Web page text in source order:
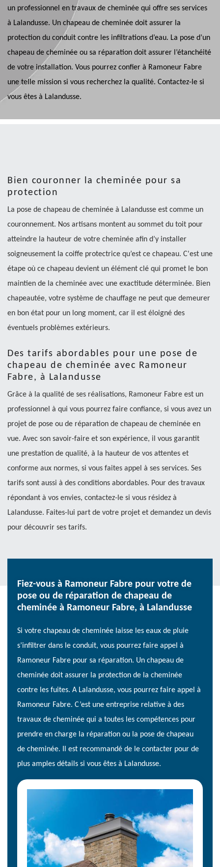
un professionnel en travaux de cheminée qui offre ses services
à Lalandusse. Un chapeau de cheminée doit assurer la
protection du conduit contre les infiltrations d’eau. La pose d’un
chapeau de cheminée ou sa réparation doit assurer l’étanchéité
de votre installation. Vous pourrez confier à Ramoneur Fabre
une telle mission si vous recherchez la qualité. Contactez-le si
vous êtes à Lalandusse.
Bien couronner la cheminée pour sa
protection
La pose de chapeau de cheminée à Lalandusse est comme un
couronnement. Nos artisans montent au sommet du toit pour
atteindre la hauteur de votre cheminée afin d’y installer
soigneusement la coiffe protectrice qu’est ce chapeau. C'est une
étape où ce chapeau devient un élément clé qui promet le bon
maintien de la cheminée avec une exactitude déterminée. Bien
chapeautée, votre système de chauffage ne peut que demeurer
en bon état pour un long moment, car il est éloigné des
éventuels problèmes extérieurs.
Des tarifs abordables pour une pose de
chapeau de cheminée avec Ramoneur
Fabre, à Lalandusse
Grâce à la qualité de ses réalisations, Ramoneur Fabre est un
professionnel à qui vous pourrez faire confiance, si vous avez un
projet de pose ou de réparation de chapeau de cheminée en
vue. Avec son savoir-faire et son expérience, il vous garantit
une prestation de qualité, à la hauteur de vos attentes et
conforme aux normes, si vous faites appel à ses services. Ses
tarifs sont aussi à des conditions abordables. Pour des travaux
répondant à vos envies, contactez-le si vous résidez à
Lalandusse. Faites-lui part de votre projet et demandez un devis
pour découvrir ses tarifs.
Fiez-vous à Ramoneur Fabre pour votre de
pose ou de réparation de chapeau de
cheminée à Ramoneur Fabre, à Lalandusse
Si votre chapeau de cheminée laisse les eaux de pluie
s’infiltrer dans le conduit, vous pourrez faire appel à
Ramoneur Fabre pour sa réparation. Un chapeau de
cheminée doit assurer la protection de la cheminée
contre les fuites. A Lalandusse, vous pourrez faire appel à
Ramoneur Fabre. C’est une entreprise relative à des
travaux de cheminée qui a toutes les compétences pour
prendre en charge la réparation ou la pose de chapeau
de cheminée. Il est recommandé de le contacter pour de
plus amples détails si vous êtes à Lalandusse.